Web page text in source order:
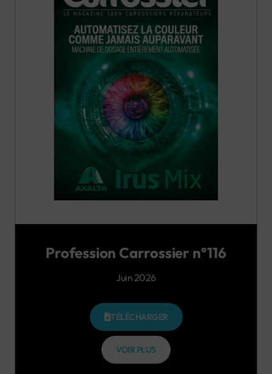
Profession Carrossier n°116
Juin 2026
TÉLÉCHARGER
VOIR PLUS